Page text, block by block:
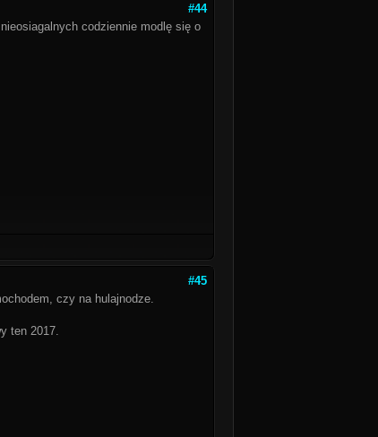
#44
codziennie modlę się o
#45
czy na hulajnodze.
ten 2017.